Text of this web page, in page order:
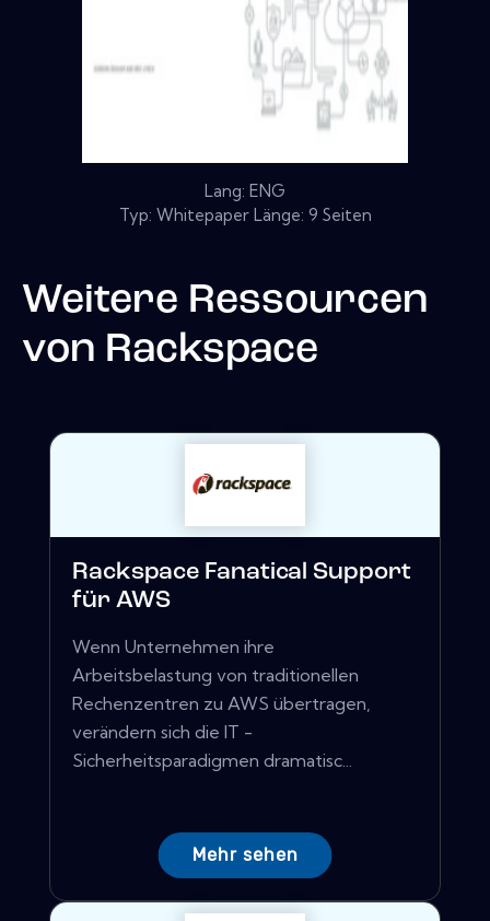
Lang: ENG
Typ: Whitepaper Länge: 9 Seiten
Weitere Ressourcen
von Rackspace
Rackspace Fanatical Support
für AWS
Wenn Unternehmen ihre
Arbeitsbelastung von traditionellen
Rechenzentren zu AWS übertragen,
verändern sich die IT -
Sicherheitsparadigmen dramatisc...
Mehr sehen